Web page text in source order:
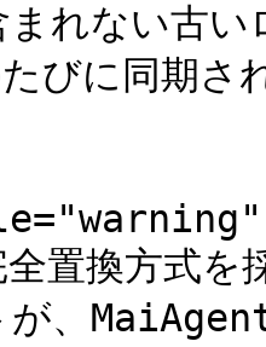
まれない古
びに同期さ
全置換方式
が、